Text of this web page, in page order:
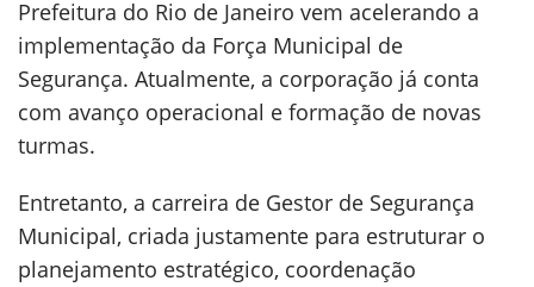
Prefeitura do Rio de Janeiro vem acelerando a
implementação da Força Municipal de
Segurança. Atualmente, a corporação já conta
com avanço operacional e formação de novas
turmas.
Entretanto, a carreira de Gestor de Segurança
Municipal, criada justamente para estruturar o
planejamento estratégico, coordenação